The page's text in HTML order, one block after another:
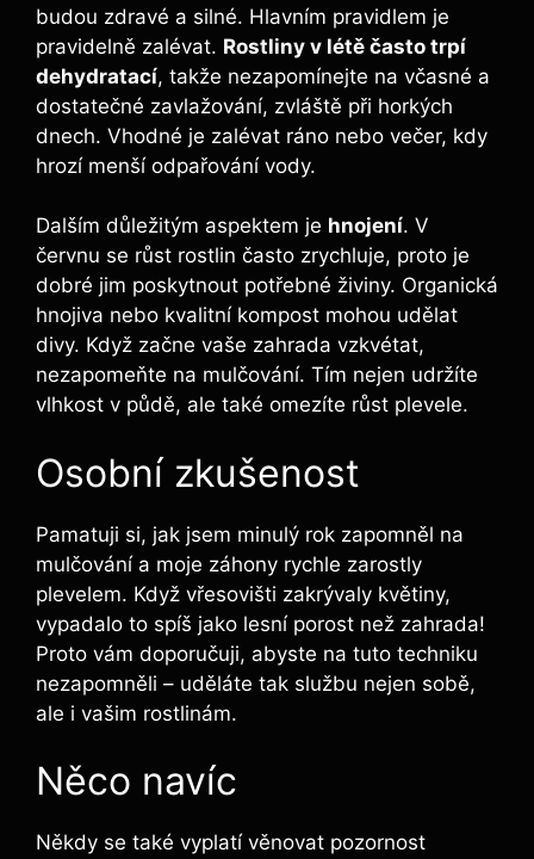
budou zdravé a silné. Hlavním pravidlem je
pravidelně zalévat. Rostliny v létě často trpí
dehydratací, takže nezapomínejte na včasné a
dostatečné zavlažování, zvláště při horkých
dnech. Vhodné je zalévat ráno nebo večer, kdy
hrozí menší odpařování vody.
Dalším důležitým aspektem je hnojení. V
červnu se růst rostlin často zrychluje, proto je
dobré jim poskytnout potřebné živiny. Organická
hnojiva nebo kvalitní kompost mohou udělat
divy. Když začne vaše zahrada vzkvétat,
nezapomeňte na mulčování. Tím nejen udržíte
vlhkost v půdě, ale také omezíte růst plevele.
Osobní zkušenost
Pamatuji si, jak jsem minulý rok zapomněl na
mulčování a moje záhony rychle zarostly
plevelem. Když vřesovišti zakrývaly květiny,
vypadalo to spíš jako lesní porost než zahrada!
Proto vám doporučuji, abyste na tuto techniku
nezapomněli – uděláte tak službu nejen sobě,
ale i vašim rostlinám.
Něco navíc
Někdy se také vyplatí věnovat pozornost